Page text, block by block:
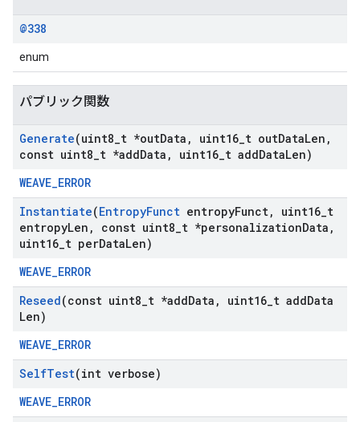
@338
enum
パブリック関数
Generate(uint8 t *outData , uint16 t outDataLen ,
const uint8 t *addData , uint16 t addDataLen)
WEAVE_ERROR
Instantiate(EntropyFunct entropyFunct, uint16 t
entropyLen , const uint8 t *personalizationData ,
uint16 t perDataLen)
WEAVE_ERROR
Reseed(const uint8 t *addData , uint16 t addData
Len)
WEAVE_ERROR
SelfTest(int verbose)
WEAVE_ERROR